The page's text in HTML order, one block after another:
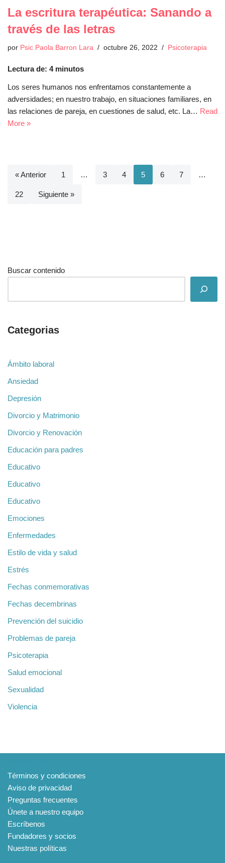
La escritura terapéutica: Sanando a
través de las letras
por Psic Paola Barron Lara octubre 26, 2022 Psicoterapia
Lectura de: 4 minutos
Los seres humanos nos enfrentamos constantemente a
adversidades; en nuestro trabajo, en situaciones familiares, en
las relaciones de pareja, en cuestiones de salud, etc. La… Read
More »
« Anterior 1 … 3 4 5 6 7 …
22 Siguiente »
Buscar contenido
Categorias
Ámbito laboral
Ansiedad
Depresión
Divorcio y Matrimonio
Divorcio y Renovación
Educación para padres
Educativo
Educativo
Educativo
Emociones
Enfermedades
Estilo de vida y salud
Estrés
Fechas conmemorativas
Fechas decembrinas
Prevención del suicidio
Problemas de pareja
Psicoterapia
Salud emocional
Sexualidad
Violencia
Términos y condiciones
Aviso de privacidad
Preguntas frecuentes
Únete a nuestro equipo
Escríbenos
Fundadores y socios
Nuestras políticas